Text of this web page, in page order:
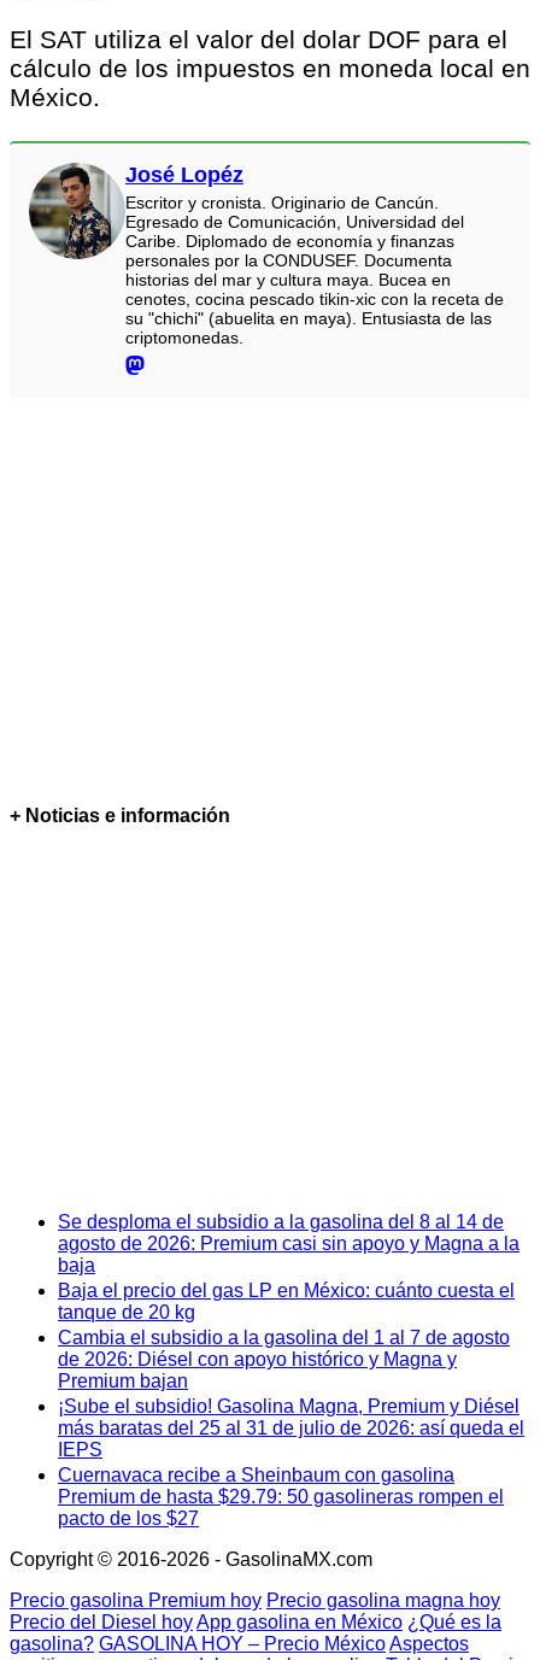
El SAT utiliza el valor del dolar DOF para el
cálculo de los impuestos en moneda local en
México.
José Lopéz
Escritor y cronista. Originario de Cancún.
Egresado de Comunicación, Universidad del
Caribe. Diplomado de economía y finanzas
personales por la CONDUSEF. Documenta
historias del mar y cultura maya. Bucea en
cenotes, cocina pescado tikin-xic con la receta de
su "chichi" (abuelita en maya). Entusiasta de las
criptomonedas.
+ Noticias e información
Se desploma el subsidio a la gasolina del 8 al 14 de
agosto de 2026: Premium casi sin apoyo y Magna a la
baja
Baja el precio del gas LP en México: cuánto cuesta el
tanque de 20 kg
Cambia el subsidio a la gasolina del 1 al 7 de agosto
de 2026: Diésel con apoyo histórico y Magna y
Premium bajan
¡Sube el subsidio! Gasolina Magna, Premium y Diésel
más baratas del 25 al 31 de julio de 2026: así queda el
IEPS
Cuernavaca recibe a Sheinbaum con gasolina
Premium de hasta $29.79: 50 gasolineras rompen el
pacto de los $27
Copyright © 2016-2026 - GasolinaMX.com
Precio gasolina Premium hoy Precio gasolina magna hoy
Precio del Diesel hoyApp gasolina en México ¿Qué es la
gasolina? GASOLINA HOY – Precio MéxicoAspectos